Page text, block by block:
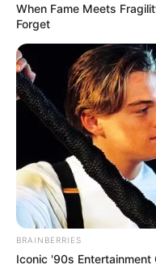
When Fame Meets
Forget
BRAINBERRIES
Iconic '90s Entertainment